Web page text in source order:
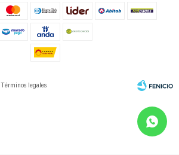
Términos legales